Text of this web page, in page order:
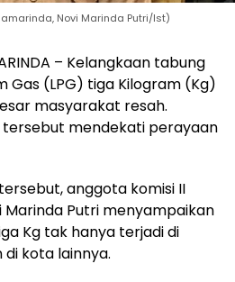
Novi Marinda Putri/Ist)
– Kelangkaan tabung
Gas (LPG) tiga Kilogram (Kg)
masyarakat resah.
tersebut mendekati perayaan
anggota komisi II
Marinda Putri menyampaikan
Kg tak hanya terjadi di
kota lainnya.